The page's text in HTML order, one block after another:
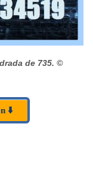
de 735. ©
⬇️